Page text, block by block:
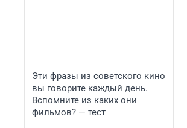
Эти фразы из советского кино
вы говорите каждый день.
Вспомните из каких они
фильмов? — тест